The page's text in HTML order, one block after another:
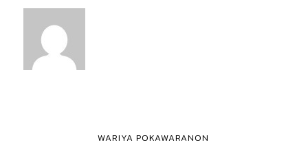
WARIYA POKAWARANON